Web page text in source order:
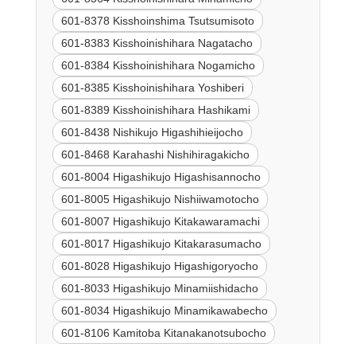
601-8378 Kisshoinshima Tsutsumisoto
601-8383 Kisshoinishihara Nagatacho
601-8384 Kisshoinishihara Nogamicho
601-8385 Kisshoinishihara Yoshiberi
601-8389 Kisshoinishihara Hashikami
601-8438 Nishikujo Higashihieijocho
601-8468 Karahashi Nishihiragakicho
601-8004 Higashikujo Higashisannocho
601-8005 Higashikujo Nishiiwamotocho
601-8007 Higashikujo Kitakawaramachi
601-8017 Higashikujo Kitakarasumacho
601-8028 Higashikujo Higashigoryocho
601-8033 Higashikujo Minamiishidacho
601-8034 Higashikujo Minamikawabecho
601-8106 Kamitoba Kitanakanotsubocho